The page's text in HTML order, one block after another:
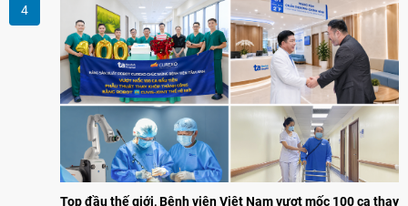
trong đó có các nạn nhân chất độc da cam/dioxin.
Top đầu thế giới, Bệnh viện Việt Nam vượt mốc 100 ca thay